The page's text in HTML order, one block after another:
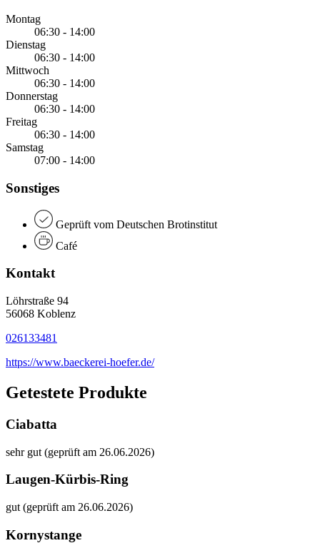
Montag
06:30 - 14:00
Dienstag
06:30 - 14:00
Mittwoch
06:30 - 14:00
Donnerstag
06:30 - 14:00
Freitag
06:30 - 14:00
Samstag
07:00 - 14:00
Sonstiges
Geprüft vom Deutschen Brotinstitut
Café
Kontakt
Löhrstraße 94
56068 Koblenz
026133481
https://www.baeckerei-hoefer.de/
Getestete Produkte
Ciabatta
sehr gut (geprüft am 26.06.2026)
Laugen-Kürbis-Ring
gut (geprüft am 26.06.2026)
Kornystange